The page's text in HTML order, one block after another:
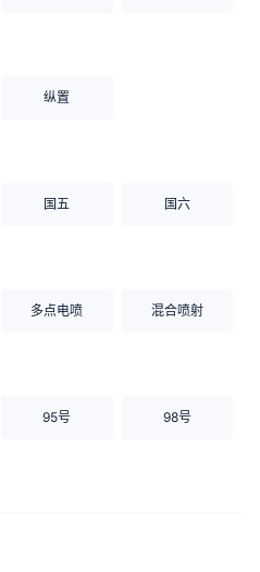
纵置
国五 国六
多点电喷 混合喷射
95号 98号